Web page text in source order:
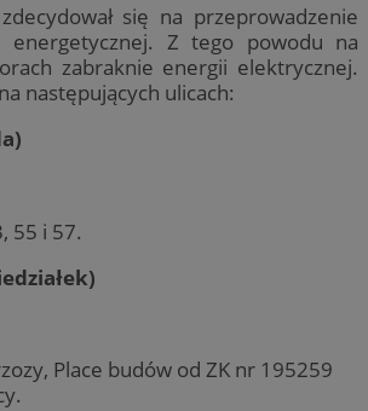
się na przeprowadzenie
energetycznej. Z tego powodu na
zabraknie energii elektrycznej.
następujących ulicach:
55 i 57.
Place budów od ZK nr 195259